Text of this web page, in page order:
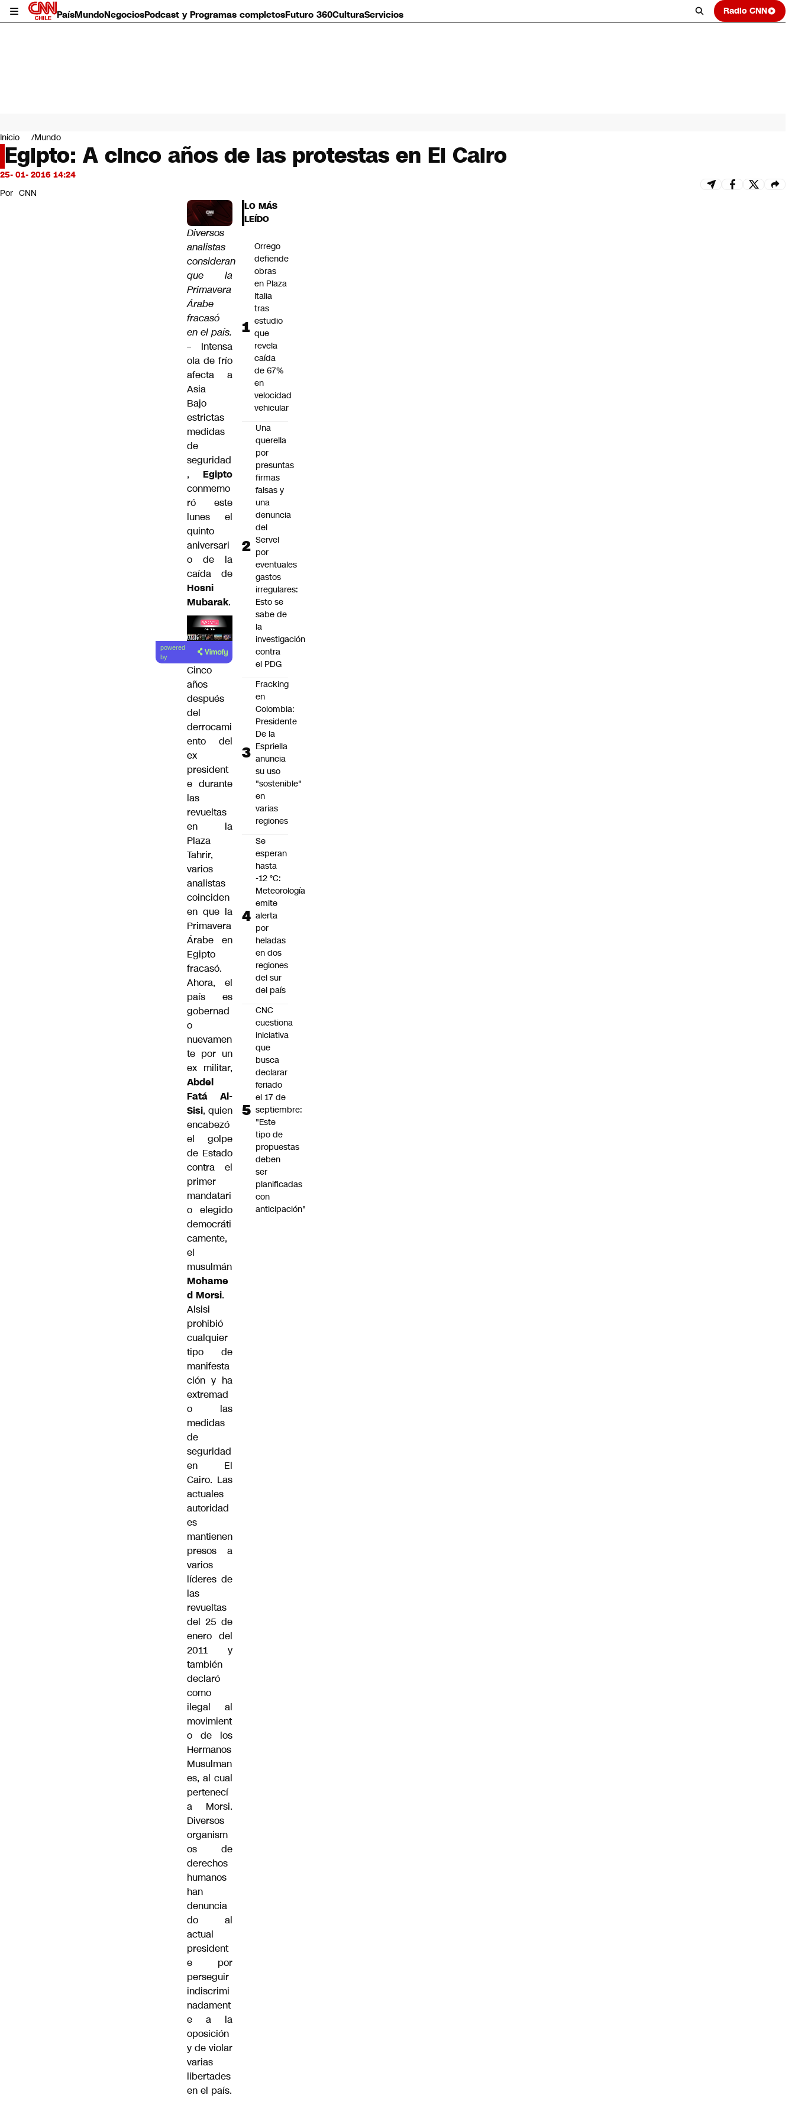
PaísMundoNegociosPodcast y Programas completosFuturo 360CulturaServicios Radio CNN
Mundo
Negocios
Deportes
Programas completos
Servicios
Inicio Mundo
Egipto: A cinco años de las protestas en El Cairo
25- 01- 2016 14:24
Por CNN
Diversos
analistas
consideran
que la
Primavera
Árabe
fracasó
en el país.
– Intensa
ola de frío
afecta a
Asia
Bajo
estrictas
medidas
de
seguridad
, Egipto
conmemo
ró este
lunes el
quinto
aniversari
o de la
caída de
Hosni
Mubarak.
Lea el
artículo
powered
by
Cinco
años
después
del
derrocami
ento del
ex
president
e durante
las
revueltas
en la
Plaza
Tahrir,
varios
analistas
coinciden
en que la
Primavera
Árabe en
Egipto
fracasó.
Ahora, el
país es
gobernad
o
nuevamen
te por un
ex militar,
Abdel
Fatá Al-
Sisi, quien
encabezó
el golpe
de Estado
contra el
primer
mandatari
o elegido
democráti
camente,
el
musulmán
Mohame
d Morsi.
Alsisi
prohibió
cualquier
tipo de
manifesta
ción y ha
extremad
o las
medidas
de
seguridad
en El
Cairo. Las
actuales
autoridad
es
mantienen
presos a
varios
líderes de
las
revueltas
del 25 de
enero del
2011 y
también
declaró
como
ilegal al
movimient
o de los
Hermanos
Musulman
es, al cual
pertenecí
a Morsi.
Diversos
organism
os de
derechos
humanos
han
denuncia
do al
actual
president
e por
perseguir
indiscrimi
nadament
e a la
oposición
y de violar
varias
libertades
en el país.
LO MÁS
LEÍDO
Orrego
defiende
obras
en Plaza
Italia
tras
estudio
que
revela
caída
de 67%
en
velocidad
vehicular
Una
querella
por
presuntas
firmas
falsas y
una
denuncia
del
Servel
por
eventuales
gastos
irregulares:
Esto se
sabe de
la
investigación
contra
el PDG
Fracking
en
Colombia:
Presidente
De la
Espriella
anuncia
su uso
"sostenible"
en
varias
regiones
Se
esperan
hasta
-12 °C:
Meteorología
emite
alerta
por
heladas
en dos
regiones
del sur
del país
CNC
cuestiona
iniciativa
que
busca
declarar
feriado
el 17 de
septiembre:
"Este
tipo de
propuestas
deben
ser
planificadas
con
anticipación"